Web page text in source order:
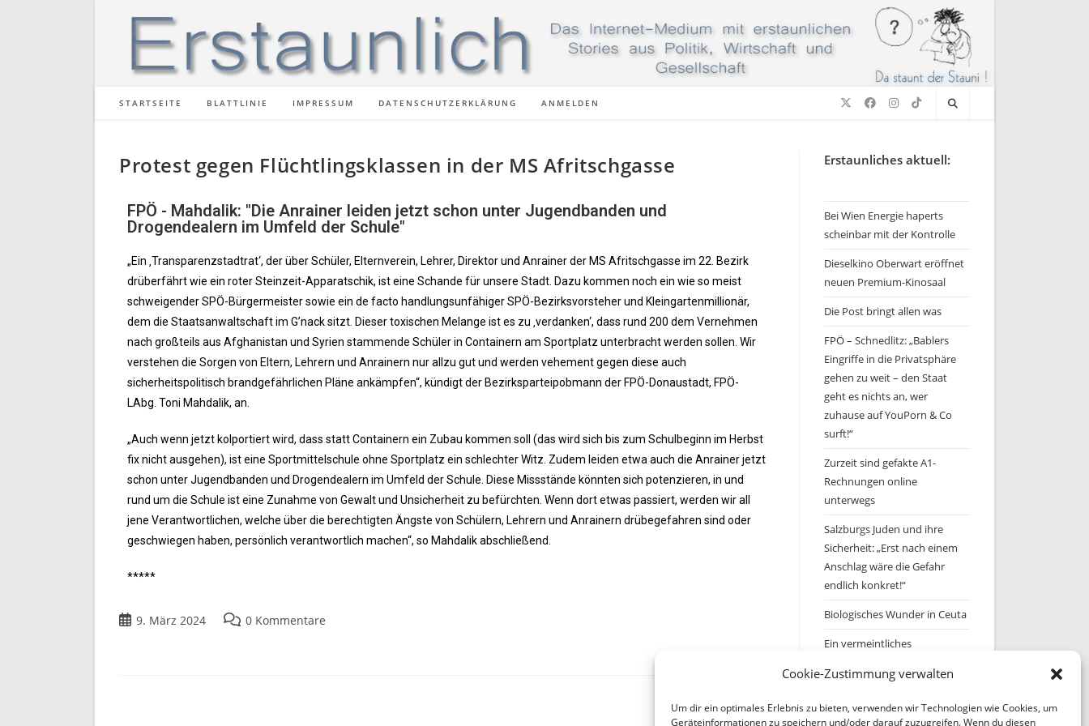
Cookie-Zustimmung verwalten
Um dir ein optimales Erlebnis zu bieten, verwenden wir Technologien wie Cookies, um
Geräteinformationen zu speichern und/oder darauf zuzugreifen. Wenn du diesen
STARTSEITE BLATTLINIE IMPRESSUM DATENSCHUTZERKLÄRUNG ANMELDEN
Protest gegen Flüchtlingsklassen in der MS Afritschgasse
FPÖ - Mahdalik: "Die Anrainer leiden jetzt schon unter Jugendbanden und
Drogendealern im Umfeld der Schule"
„Ein ‚Transparenzstadtrat‘, der über Schüler, Elternverein, Lehrer, Direktor und Anrainer der MS Afritschgasse im 22. Bezirk
drüberfährt wie ein roter Steinzeit-Apparatschik, ist eine Schande für unsere Stadt. Dazu kommen noch ein wie so meist
schweigender SPÖ-Bürgermeister sowie ein de facto handlungsunfähiger SPÖ-Bezirksvorsteher und Kleingartenmillionär,
dem die Staatsanwaltschaft im G’nack sitzt. Dieser toxischen Melange ist es zu ‚verdanken‘, dass rund 200 dem Vernehmen
nach großteils aus Afghanistan und Syrien stammende Schüler in Containern am Sportplatz unterbracht werden sollen. Wir
verstehen die Sorgen von Eltern, Lehrern und Anrainern nur allzu gut und werden vehement gegen diese auch
sicherheitspolitisch brandgefährlichen Pläne ankämpfen“, kündigt der Bezirksparteipobmann der FPÖ-Donaustadt, FPÖ-
LAbg. Toni Mahdalik, an.
„Auch wenn jetzt kolportiert wird, dass statt Containern ein Zubau kommen soll (das wird sich bis zum Schulbeginn im Herbst
fix nicht ausgehen), ist eine Sportmittelschule ohne Sportplatz ein schlechter Witz. Zudem leiden etwa auch die Anrainer jetzt
schon unter Jugendbanden und Drogendealern im Umfeld der Schule. Diese Missstände könnten sich potenzieren, in und
rund um die Schule ist eine Zunahme von Gewalt und Unsicherheit zu befürchten. Wenn dort etwas passiert, werden wir all
jene Verantwortlichen, welche über die berechtigten Ängste von Schülern, Lehrern und Anrainern drübegefahren sind oder
geschwiegen haben, persönlich verantwortlich machen“, so Mahdalik abschließend.
*****
9. März 2024 0 Kommentare
Erstaunliches aktuell:
Bei Wien Energie haperts
scheinbar mit der Kontrolle
Dieselkino Oberwart eröffnet
neuen Premium-Kinosaal
Die Post bringt allen was
FPÖ – Schnedlitz: „Bablers
Eingriffe in die Privatsphäre
gehen zu weit – den Staat
geht es nichts an, wer
zuhause auf YouPorn & Co
surft!“
Zurzeit sind gefakte A1-
Rechnungen online
unterwegs
Salzburgs Juden und ihre
Sicherheit: „Erst nach einem
Anschlag wäre die Gefahr
endlich konkret!“
Biologisches Wunder in Ceuta
Ein vermeintliches
Archiv